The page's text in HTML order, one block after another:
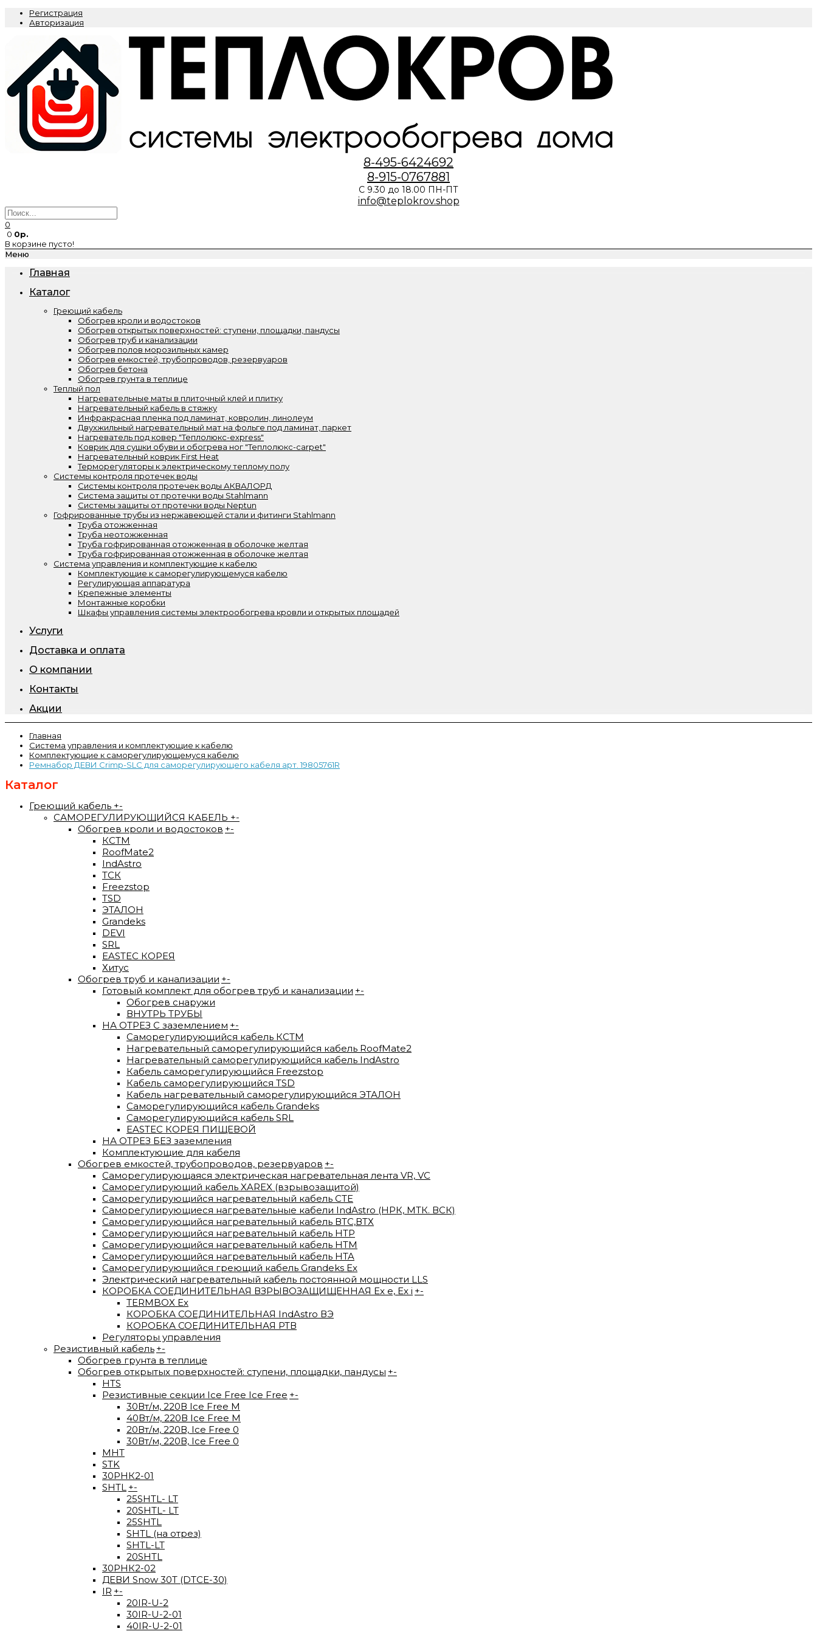
Регистрация
Авторизация
8-495-6424692
8-915-0767881
С 9.30 до 18.00 ПН-ПТ
info@teplokrov.shop
0
0 0р.
В корзине пусто!
Меню
Главная
Каталог
Греющий кабель
Обогрев кроли и водостоков
Обогрев открытых поверхностей: ступени, площадки, пандусы
Обогрев труб и канализации
Обогрев полов морозильных камер
Обогрев емкостей, трубопроводов, резервуаров
Обогрев бетона
Обогрев грунта в теплице
Теплый пол
Нагревательные маты в плиточный клей и плитку
Нагревательный кабель в стяжку
Инфракрасная пленка под ламинат, ковролин, линолеум
Двухжильный нагревательный мат на фольге под ламинат, паркет
Нагреватель под ковер "Теплолюкс-express"
Коврик для сушки обуви и обогрева ног "Теплолюкс-carpet"
Нагревательный коврик First Heat
Терморегуляторы к электрическому теплому полу
Системы контроля протечек воды
Системы контроля протечек воды АКВАЛОРД
Система защиты от протечки воды Stahlmann
Системы защиты от протечки воды Neptun
Гофрированные трубы из нержавеющей стали и фитинги Stahlmann
Труба отожженная
Труба неотожженная
Труба гофрированная отожженная в оболочке желтая
Труба гофрированная отожженная в оболочке желтая
Система управления и комплектующие к кабелю
Комплектующие к саморегулирующемуся кабелю
Регулирующая аппаратура
Крепежные элементы
Монтажные коробки
Шкафы управления системы электрообогрева кровли и открытых площадей
Услуги
Доставка и оплата
О компании
Контакты
Акции
Главная
Система управления и комплектующие к кабелю
Комплектующие к саморегулирующемуся кабелю
Ремнабор ДЕВИ Crimp-SLC для саморегулирующего кабеля арт. 19805761R
Каталог
Греющий кабель +-
САМОРЕГУЛИРУЮЩИЙСЯ КАБЕЛЬ +-
Обогрев кроли и водостоков +-
КСТМ
RoofMate2
IndAstro
ТСК
Freezstop
TSD
ЭТАЛОН
Grandeks
DEVI
SRL
EASTEC КОРЕЯ
Хитус
Обогрев труб и канализации +-
Готовый комплект для обогрев труб и канализации +-
Обогрев снаружи
ВНУТРЬ ТРУБЫ
НА ОТРЕЗ С заземлением +-
Саморегулирующийся кабель КСТМ
Нагревательный саморегулирующийся кабель RoofMate2
Нагревательный саморегулирующийся кабель IndAstro
Кабель саморегулирующийся Freezstop
Кабель саморегулирующийся TSD
Кабель нагревательный саморегулирующийся ЭТАЛОН
Саморегулирующийся кабель Grandeks
Саморегулирующийся кабель SRL
EASTEC КОРЕЯ ПИЩЕВОЙ
НА ОТРЕЗ БЕЗ заземления
Комплектующие для кабеля
Обогрев емкостей, трубопроводов, резервуаров +-
Саморегулирующаяся электрическая нагревательная лента VR, VC
Саморегулирующий кабель XAREX (взрывозащитой)
Саморегулирующийся нагревательный кабель СТЕ
Саморегулирующиеся нагревательные кабели IndAstro (НРК, МТК. ВСК)
Саморегулирующийся нагревательный кабель ВTС,ВТХ
Саморегулирующийся нагревательный кабель HTP
Саморегулирующийся нагревательный кабель HTM
Саморегулирующийся нагревательный кабель HTA
Саморегулирующийся греющий кабель Grandeks Ex
Электрический нагревательный кабель постоянной мощности LLS
КОРОБКА СОЕДИНИТЕЛЬНАЯ ВЗРЫВОЗАЩИЩЕННАЯ Ex e, Ex i +-
TERMBOX Еx
КОРОБКА СОЕДИНИТЕЛЬНАЯ IndAstro ВЭ
КОРОБКА СОЕДИНИТЕЛЬНАЯ РТВ
Регуляторы управления
Резистивный кабель +-
Обогрев грунта в теплице
Обогрев открытых поверхностей: ступени, площадки, пандусы +-
HTS
Резистивные секции Ice Free Ice Free +-
30Вт/м, 220В Ice Free М
40Вт/м, 220В Ice Free M
20Вт/м, 220В, Ice Free 0
30Вт/м, 220В, Ice Free 0
МНТ
STK
30РНК2-01
SHTL +-
25SHTL- LT
20SHTL- LT
25SHTL
SHTL (на отрез)
SHTL-LT
20SHTL
30РНК2-02
ДЕВИ Snow 30T (DTCE-30)
IR +-
20IR-U-2
30IR-U-2-01
40IR-U-2-01